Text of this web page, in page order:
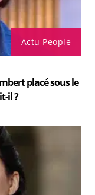
Actu People
placé sous le
il ?